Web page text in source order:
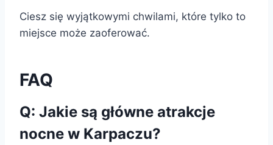
Ciesz się wyjątkowymi chwilami, które tylko to
miejsce może zaoferować.
FAQ
Q: Jakie są główne atrakcje
nocne w Karpaczu?